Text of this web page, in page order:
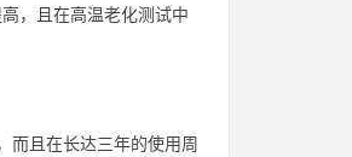
，且在高温老化测试中
而且在长达三年的使用周